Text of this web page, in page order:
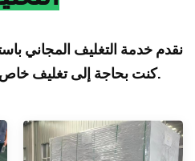
نقدم خدمة التغليف المجاني
كنت بحاجة إلى تغليف خاص، فسيتم إضافة التكلفة.